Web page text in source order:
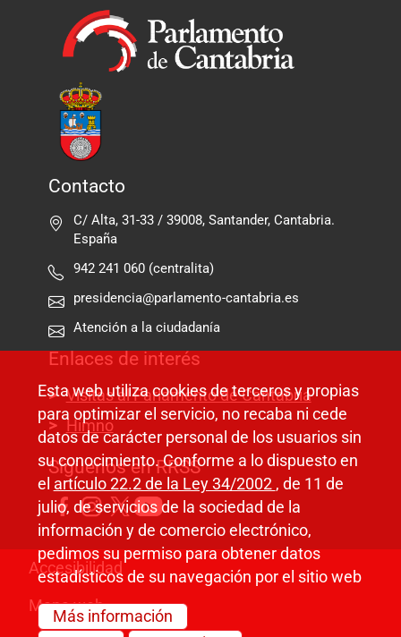
Contacto
C/ Alta, 31-33 / 39008, Santander, Cantabria.
España
942 241 060 (centralita)
presidencia@parlamento-cantabria.es
Atención a la ciudadanía
Enlaces de interés
Visitas al Parlamento de Cantabria
Himno
Síguenos en RRSS
Pie de página
Accesibilidad
Mapa web
Esta web utiliza cookies de terceros y propias
para optimizar el servicio, no recaba ni cede
datos de carácter personal de los usuarios sin
su conocimiento. Conforme a lo dispuesto en
el artículo 22.2 de la Ley 34/2002 , de 11 de
julio, de servicios de la sociedad de la
información y de comercio electrónico,
pedimos su permiso para obtener datos
estadísticos de su navegación por el sitio web
Más información